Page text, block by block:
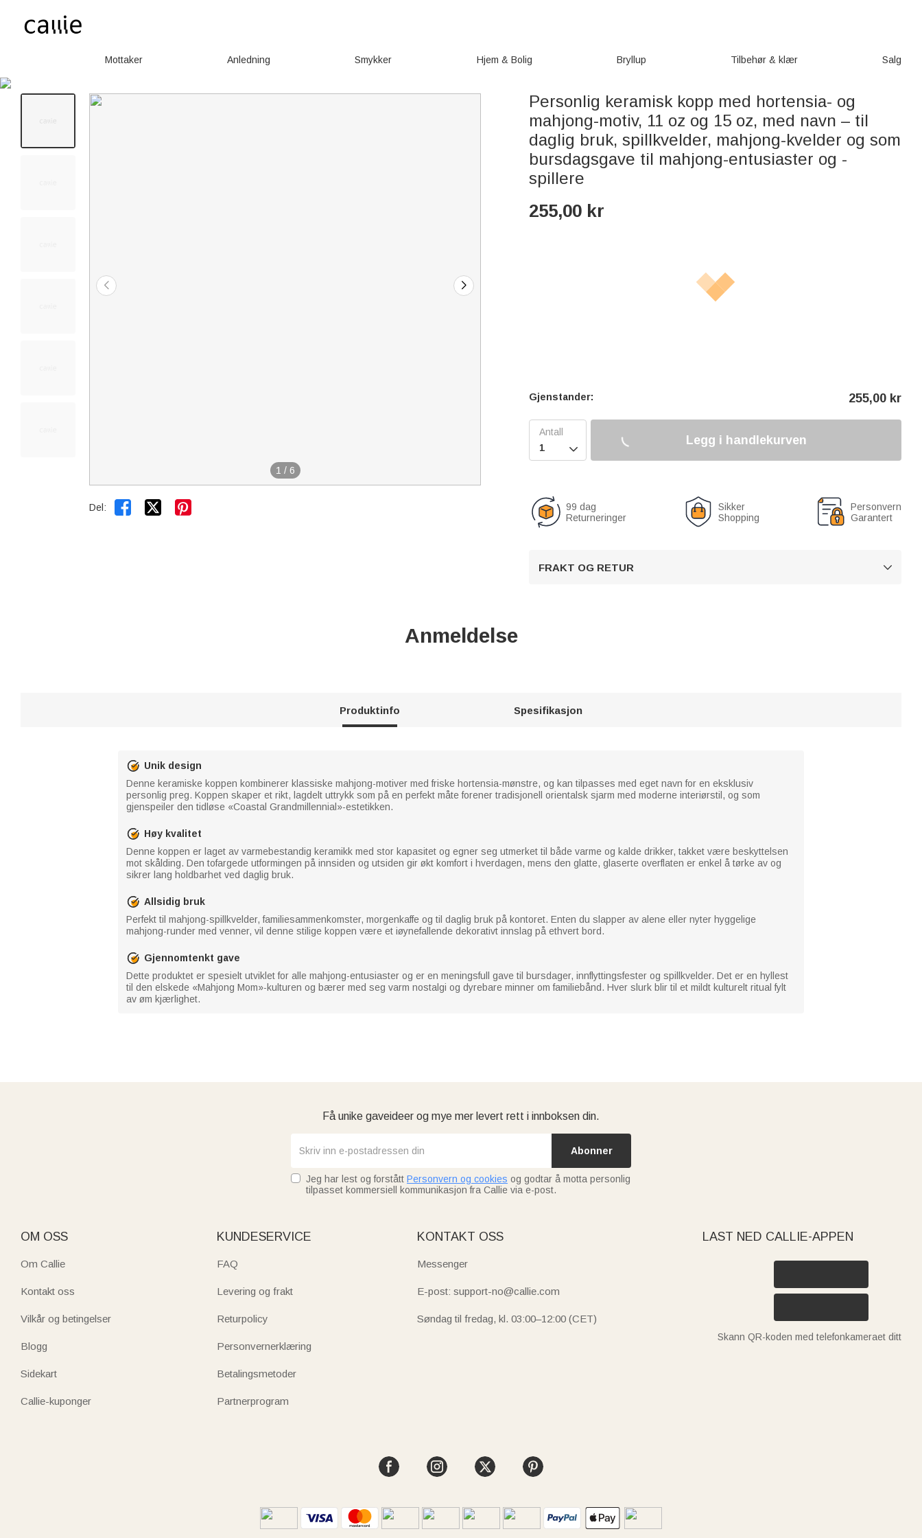
Mottaker Anledning Smykker Hjem & Bolig Bryllup Tilbehør & klær Salg
1 / 6
Del:  
Personlig keramisk kopp med hortensia- og
mahjong-motiv, 11 oz og 15 oz, med navn – til
daglig bruk, spillkvelder, mahjong-kvelder og som
bursdagsgave til mahjong-entusiaster og -
spillere
255,00 kr
Gjenstander: 255,00 kr

Legg i handlekurven
99 dag
Returneringer
Sikker
Shopping
Personvern
Garantert
FRAKT OG RETUR 
Anmeldelse
Produktinfo Spesifikasjon
Unik design
Denne keramiske koppen kombinerer klassiske mahjong-motiver med friske hortensia-mønstre, og kan tilpasses med eget navn for en eksklusiv
personlig preg. Koppen skaper et rikt, lagdelt uttrykk som på en perfekt måte forener tradisjonell orientalsk sjarm med moderne interiørstil, og som
gjenspeiler den tidløse «Coastal Grandmillennial»-estetikken.
Høy kvalitet
Denne koppen er laget av varmebestandig keramikk med stor kapasitet og egner seg utmerket til både varme og kalde drikker, takket være beskyttelsen
mot skålding. Den tofargede utformingen på innsiden og utsiden gir økt komfort i hverdagen, mens den glatte, glaserte overflaten er enkel å tørke av og
sikrer lang holdbarhet ved daglig bruk.
Allsidig bruk
Perfekt til mahjong-spillkvelder, familiesammenkomster, morgenkaffe og til daglig bruk på kontoret. Enten du slapper av alene eller nyter hyggelige
mahjong-runder med venner, vil denne stilige koppen være et iøynefallende dekorativt innslag på ethvert bord.
Gjennomtenkt gave
Dette produktet er spesielt utviklet for alle mahjong-entusiaster og er en meningsfull gave til bursdager, innflyttingsfester og spillkvelder. Det er en hyllest
til den elskede «Mahjong Mom»-kulturen og bærer med seg varm nostalgi og dyrebare minner om familiebånd. Hver slurk blir til et mildt kulturelt ritual fylt
av øm kjærlighet.
Få unike gaveideer og mye mer levert rett i innboksen din.
Abonner
Jeg har lest og forstått Personvern og cookies og godtar å motta personlig
tilpasset kommersiell kommunikasjon fra Callie via e-post.
OM OSS
Om Callie
Kontakt oss
Vilkår og betingelser
Blogg
Sidekart
Callie-kuponger
KUNDESERVICE
FAQ
Levering og frakt
Returpolicy
Personvernerklæring
Betalingsmetoder
Partnerprogram
KONTAKT OSS
Messenger
E-post: support-no@callie.com
Søndag til fredag, kl. 03:00–12:00 (CET)
LAST NED CALLIE-APPEN
Skann QR-koden med telefonkameraet ditt